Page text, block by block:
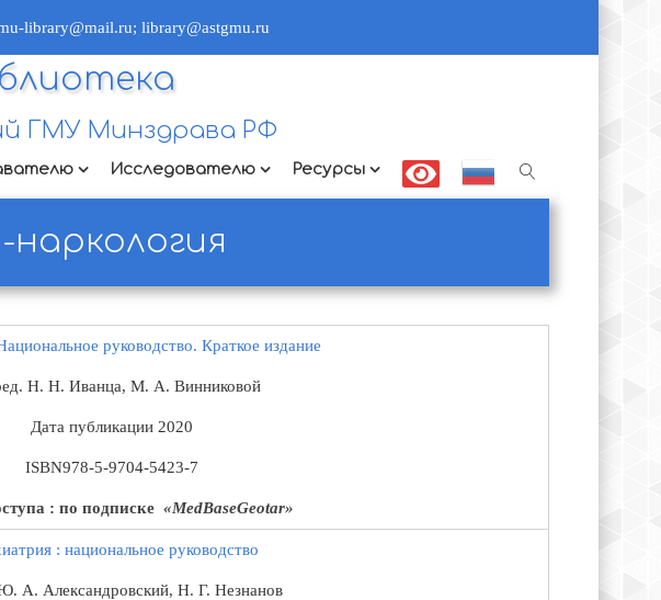
library@mail.ru; library@astgmu.ru
ГМУ Минздрава РФ
Исследователю Ресурсы
наркология
руководство. Краткое издание
Н. Н. Иванца, М. А. Винниковой
Дата публикации 2020
ISBN978-5-9704-5423-7
: по подписке «MedBaseGeotar»
: национальное руководство
А. Александровский, Н. Г. Незнанов